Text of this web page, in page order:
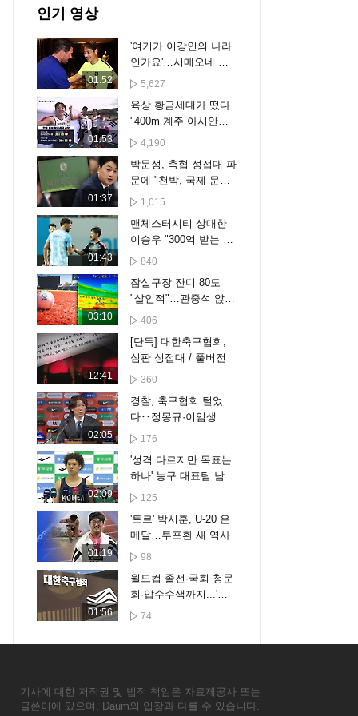
인기 영상
01:52
'여기가 이강인의 나라
인가요'…시메오네 드
디어 만났다
5,627
01:53
육상 황금세대가 떴다
"400m 계주 아시안게
임 첫 금 도전"
4,190
01:37
박문성, 축협 성접대 파
문에 "천박, 국제 문제
비화될 수도"
1,015
01:43
맨체스터시티 상대한
이승우 "300억 받는 선
수랑 같겠어요?"
840
03:10
잠실구장 잔디 80도
"살인적"…관중석 앉으
니 땀이 줄줄
406
12:41
[단독] 대한축구협회,
심판 성접대 / 풀버전
360
02:05
경찰, 축구협회 털었
다‥정몽규·이임생 압
색 대상
176
02:09
'성격 다르지만 목표는
하나' 농구 대표팀 남녀
막내 "우리가 일낸다"
125
01:19
'토르' 박시훈, U-20 은
메달…투포환 새 역사
98
01:56
월드컵 졸전·국회 청문
회·압수수색까지...'쑥
대밭' 된 축구협회
74
기사에 대한 저작권 및 법적 책임은 자료제공사 또는
글쓴이에 있으며, Daum의 입장과 다를 수 있습니다.